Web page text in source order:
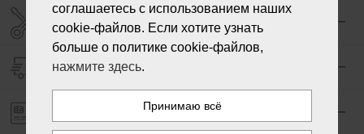
СЕРВИС ЦЕНТР "LAIKS"
ДОСТАВКА
ОПЛАТА ЗАКАЗА
соглашаетесь с использованием наших
cookie-файлов. Если хотите узнать
больше о политике cookie-файлов,
нажмите здесь.